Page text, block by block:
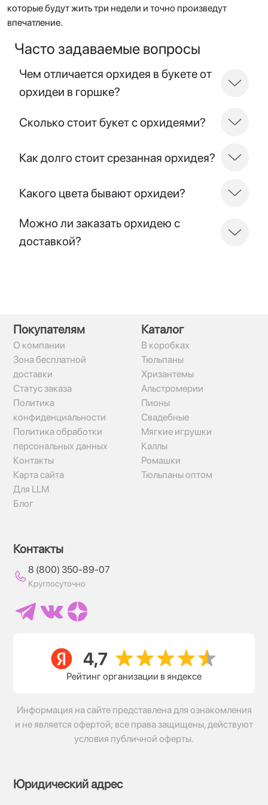
которые будут жить три недели и точно произведут
впечатление.
Часто задаваемые вопросы
Чем отличается орхидея в букете от
орхидеи в горшке?
Сколько стоит букет с орхидеями?
Как долго стоит срезанная орхидея?
Какого цвета бывают орхидеи?
Можно ли заказать орхидею с
доставкой?
Покупателям
О компании
Зона бесплатной
доставки
Статус заказа
Политика
конфиденциальности
Политика обработки
персональных данных
Контакты
Карта сайта
Для LLM
Блог
Каталог
В коробках
Тюльпаны
Хризантемы
Альстромерии
Пионы
Свадебные
Мягкие игрушки
Каллы
Ромашки
Тюльпаны оптом
Контакты
8 (800) 350-89-07
Круглосуточно
Рейтинг организации в яндексе
Информация на сайте представлена для ознакомления
и не является офертой; все права защищены, действуют
условия публичной оферты.
Юридический адрес